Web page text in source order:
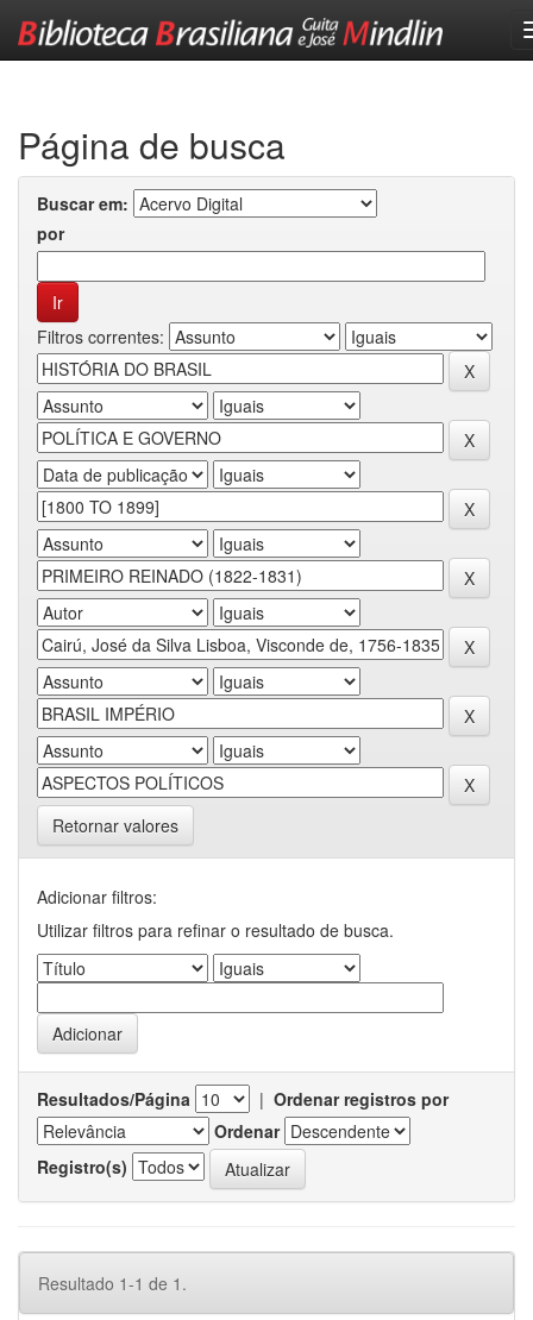
Página de busca
Buscar em:
por
Filtros correntes:
Retornar valores
Adicionar filtros:
Utilizar filtros para refinar o resultado de busca.
Resultados/Página | Ordenar registros por
Ordenar
Registro(s)
Resultado 1-1 de 1.